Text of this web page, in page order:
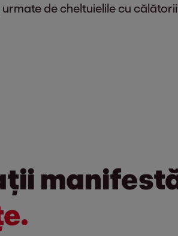
de cheltuielile cu